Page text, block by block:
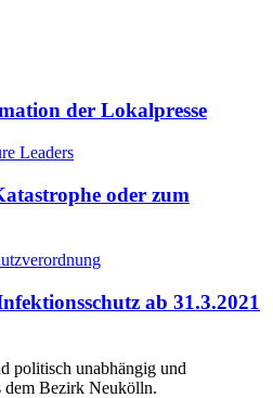
der Lokalpresse
oder zum
ab 31.3.2021
politisch unabhängig und
dem Bezirk Neukölln.